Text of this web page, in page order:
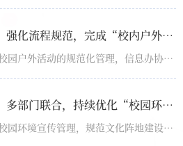
强化流程规范，完成“校内户外活动申请”事项升级
为进一步加强校园户外活动的规范化管理，信息办协同保卫处对“校内户外活动申请”事项的表单及流程予以...
多部门联合，持续优化“校园环境宣传”事项
为进一步强化校园环境宣传管理，规范文化阵地建设，营造整洁有序、文明和谐的校园环境，根据《复旦大学...